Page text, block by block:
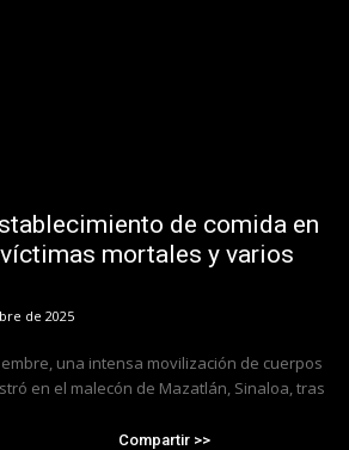
de comida en
mortales y varios
de 2025
una intensa movilización de cuerpos
en el malecón de Mazatlán, Sinaloa, tras
Compartir >>